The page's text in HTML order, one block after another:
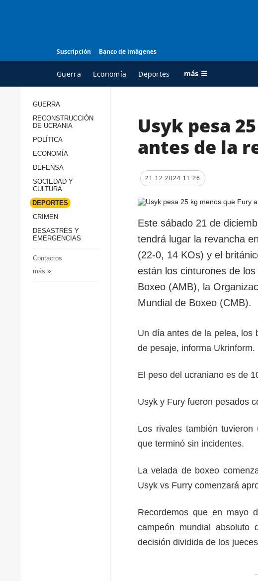
Suscripción Banco de imágenes
Guerra Economía Deportes más ☰
TODAS LAS
Sociedad y Cultura
Desastres y emergencias
AGENCIA
sobre la
contacto
servicios
protección
personales
GUERRA
RECONSTRUCCIÓN
DE UCRANIA
POLÍTICA
ECONOMÍA
DEFENSA
SOCIEDAD Y
CULTURA
DEPORTES
CRIMEN
DESASTRES Y
EMERGENCIAS
Contactos
más »
Usyk pesa
antes de la
21.12.2024 11:26
Este sábado 21 de
tendrá lugar la revancha
(22-0, 14 KOs) y el
están los cinturones de
Boxeo (AMB), la
Mundial de Boxeo (CMB).
Un día antes de la pelea, los
de pesaje, informa Ukrinform.
El peso del ucraniano es de
Usyk y Fury fueron pesados
Los rivales también
que terminó sin incidentes.
La velada de boxeo
Usyk vs Furry comenzará
Recordemos que en mayo
campeón mundial absoluto
decisión dividida de los